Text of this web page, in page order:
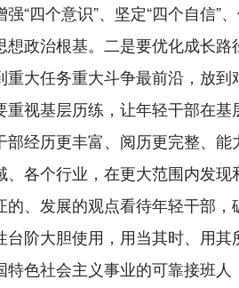
“四个意识”、坚定“四个自信”
政治根基。二是要优化成长
大任务重大斗争最前沿，放
视基层历练，让年轻干部在
经历更丰富、阅历更完整、
各个行业，在更大范围内发
、发展的观点看待年轻干部
阶大胆使用，用当其时、用
色社会主义事业的可靠接班